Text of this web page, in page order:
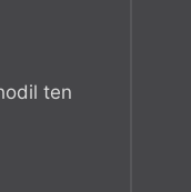
ten